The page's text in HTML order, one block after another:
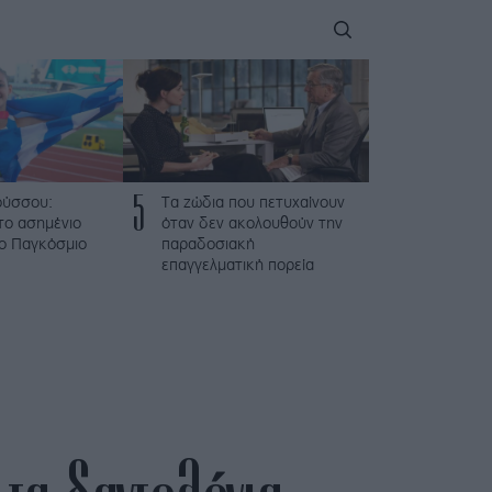
ασημένιο
Παγκόσμιο
5
Τα ζώδια που πετυχαίνουν
όταν δεν ακολουθούν την
παραδοσιακή
επαγγελματική πορεία